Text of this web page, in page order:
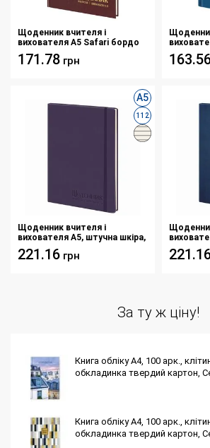
Щоденник вчителя і
вихователя А5 Safari бордо
171.78 грн
А5
112
Щоденник вчителя і
вихователя А5, штучна шкіра,
на гумці, фіолетовий
221.16 грн
на гумці,
За ту ж ціну!
Книга обліку А4, 100 арк.,
обкладинка твердий картон,
Книга обліку А4, 100 арк.,
обкладинка твердий картон,